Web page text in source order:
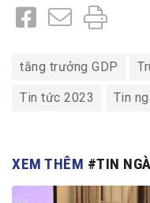
tăng trưởng GDP
Tin tức 2023 Tin
XEM THÊM #TIN